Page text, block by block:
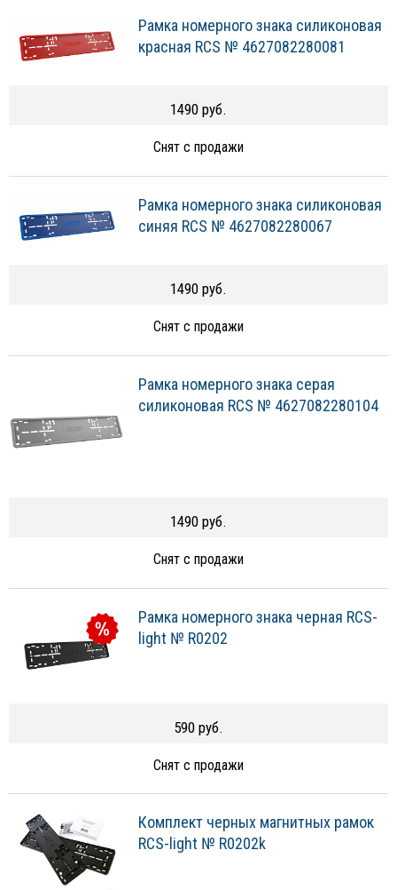
Рамка номерного знака силиконовая
красная RCS № 4627082280081
1490 руб.
Снят с продажи
Рамка номерного знака силиконовая
синяя RCS № 4627082280067
1490 руб.
Снят с продажи
Рамка номерного знака серая
силиконовая RCS № 4627082280104
1490 руб.
Снят с продажи
Рамка номерного знака черная RCS-
light № R0202
590 руб.
Снят с продажи
Комплект черных магнитных рамок
RCS-light № R0202k